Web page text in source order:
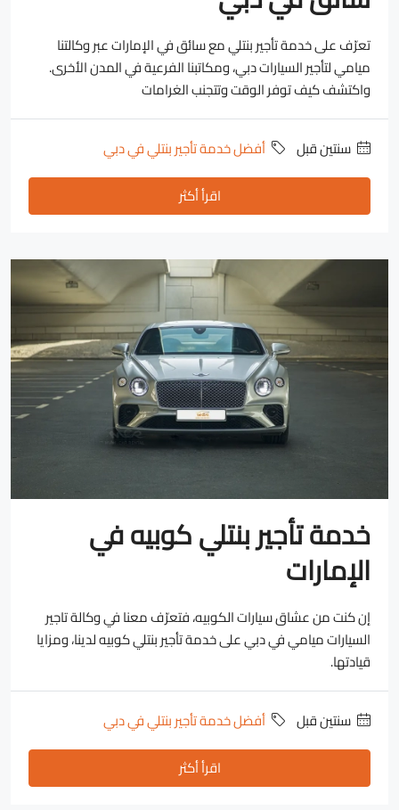
تعرّف على خدمة تأجير بنتلي مع سائق في الإمارات عبر وكالتنا
ميامي لتأجير السيارات دبي، ومكاتبنا الفرعية في المدن الأخرى.
واكتشف كيف توفر الوقت وتتجنب الغرامات
‏سنتين قبل
أفضل خدمة تأجير بنتلي في دبي
اقرأ أكثر
خدمة تأجير بنتلي كوبيه في
الإمارات
إن كنت من عشاق سيارات الكوبيه، فتعرّف معنا في وكالة تاجير
السيارات ميامي في دبي على خدمة تأجير بنتلي كوبيه لدينا، ومزايا
قيادتها.
‏سنتين قبل
أفضل خدمة تأجير بنتلي في دبي
اقرأ أكثر